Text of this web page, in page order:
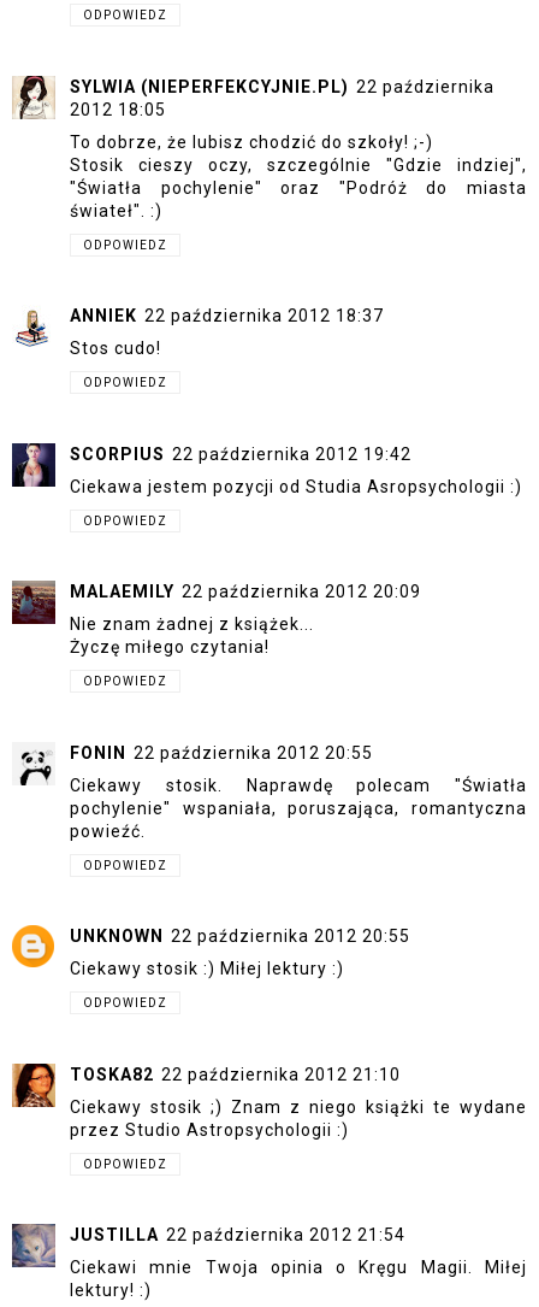
ODPOWIEDZ
SYLWIA (NIEPERFEKCYJNIE.PL) 22 października
2012 18:05
To dobrze, że lubisz chodzić do szkoły! ;-)
Stosik cieszy oczy, szczególnie "Gdzie indziej",
"Światła pochylenie" oraz "Podróż do miasta
świateł". :)
ODPOWIEDZ
ANNIEK 22 października 2012 18:37
Stos cudo!
ODPOWIEDZ
SCORPIUS 22 października 2012 19:42
Ciekawa jestem pozycji od Studia Asropsychologii :)
ODPOWIEDZ
MALAEMILY 22 października 2012 20:09
Nie znam żadnej z książek...
Życzę miłego czytania!
ODPOWIEDZ
FONIN 22 października 2012 20:55
Ciekawy stosik. Naprawdę polecam "Światła
pochylenie" wspaniała, poruszająca, romantyczna
powieźć.
ODPOWIEDZ
UNKNOWN
22 października 2012 20:55
Ciekawy stosik :) Miłej lektury :)
ODPOWIEDZ
TOSKA82 22 października 2012 21:10
Ciekawy stosik ;) Znam z niego książki te wydane
przez Studio Astropsychologii :)
ODPOWIEDZ
JUSTILLA 22 października 2012 21:54
Ciekawi mnie Twoja opinia o Kręgu Magii. Miłej
lektury! :)